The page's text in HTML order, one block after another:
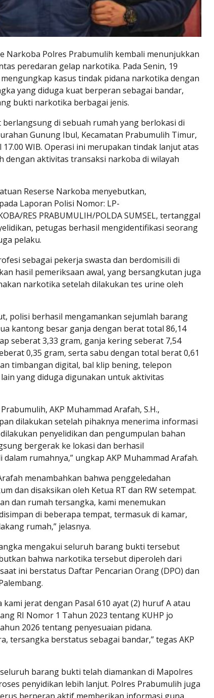
Narkoba Polres Prabumulih kembali menunjukkan
peredaran gelap narkotika. Pada Senin, 19
kasus tindak pidana narkotika dengan
yang diduga kuat berperan sebagai bandar,
bukti narkotika berbagai jenis.
di sebuah rumah yang berlokasi di
Gunung Ibul, Kecamatan Prabumulih Timur,
WIB. Operasi ini merupakan tindak lanjut atas
dengan aktivitas transaksi narkoba di wilayah
Reserse Narkoba menyebutkan,
Laporan Polisi Nomor: LP-
RES PRABUMULIH/POLDA SUMSEL, tertanggal
petugas berhasil mengidentifikasi seorang
pelaku.
sebagai pekerja swasta dan berdomisili di
hasil pemeriksaan awal, yang bersangkutan juga
narkotika setelah dilakukan tes urine oleh
polisi berhasil mengamankan sejumlah barang
kantong besar ganja dengan berat total 86,14
seberat 3,33 gram, ganja kering seberat 7,54
0,35 gram, serta sabu dengan total berat 0,61
timbangan digital, bal klip bening, telepon
yang diduga digunakan untuk aktivitas
AKP Muhammad Arafah, S.H.,
dilakukan setelah pihaknya menerima informasi
penyelidikan dan pengumpulan bahan
bergerak ke lokasi dan berhasil
rumahnya,” ungkap AKP Muhammad Arafah.
menambahkan bahwa penggeledahan
dan disaksikan oleh Ketua RT dan RW setempat.
dan rumah tersangka, kami menemukan
di beberapa tempat, termasuk di kamar,
rumah,” jelasnya.
mengakui seluruh barang bukti tersebut
bahwa narkotika tersebut diperoleh dari
ini berstatus Daftar Pencarian Orang (DPO) dan
jerat dengan Pasal 610 ayat (2) huruf A atau
RI Nomor 1 Tahun 2023 tentang KUHP jo
2026 tentang penyesuaian pidana.
tersangka berstatus sebagai bandar,” tegas AKP
barang bukti telah diamankan di Mapolres
penyidikan lebih lanjut. Polres Prabumulih juga